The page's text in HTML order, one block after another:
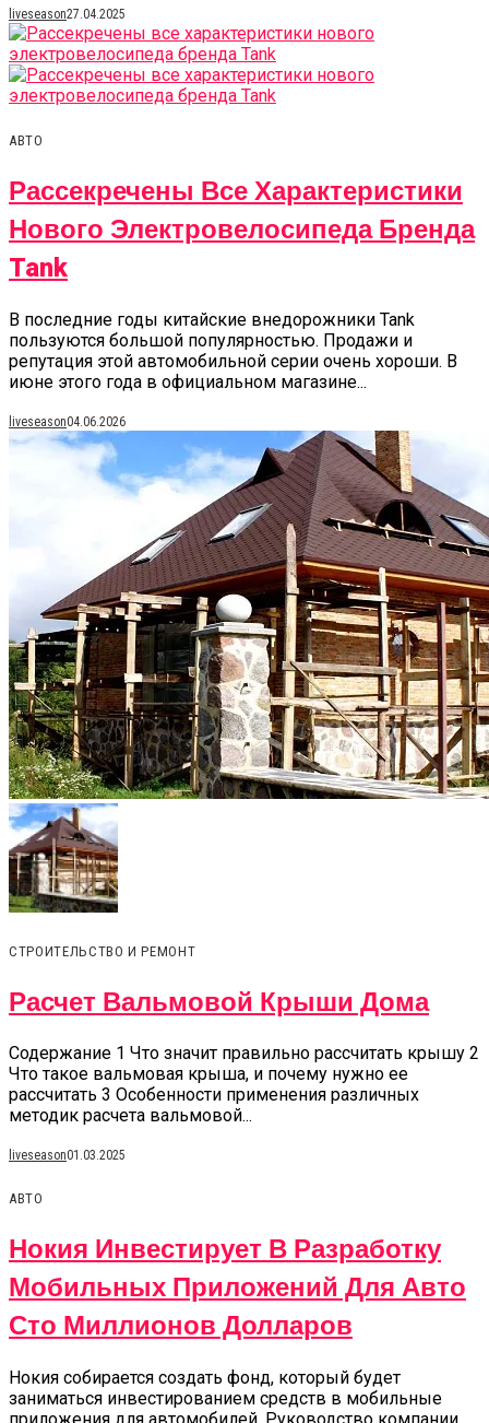
liveseason27.04.2025
АВТО
Рассекречены Все Характеристики
Нового Электровелосипеда Бренда
Tank
В последние годы китайские внедорожники Tank
пользуются большой популярностью. Продажи и
репутация этой автомобильной серии очень хороши. В
июне этого года в официальном магазине...
liveseason04.06.2026
СТРОИТЕЛЬСТВО И РЕМОНТ
Расчет Вальмовой Крыши Дома
Содержание 1 Что значит правильно рассчитать крышу 2
Что такое вальмовая крыша, и почему нужно ее
рассчитать 3 Особенности применения различных
методик расчета вальмовой...
liveseason01.03.2025
АВТО
Нокия Инвестирует В Разработку
Мобильных Приложений Для Авто
Сто Миллионов Долларов
Нокия собирается создать фонд, который будет
заниматься инвестированием средств в мобильные